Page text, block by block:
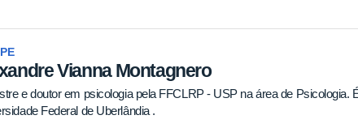
Vianna Montagnero
e doutor em psicologia pela FFCLRP - USP na área de Psicologia.
Federal de Uberlândia .